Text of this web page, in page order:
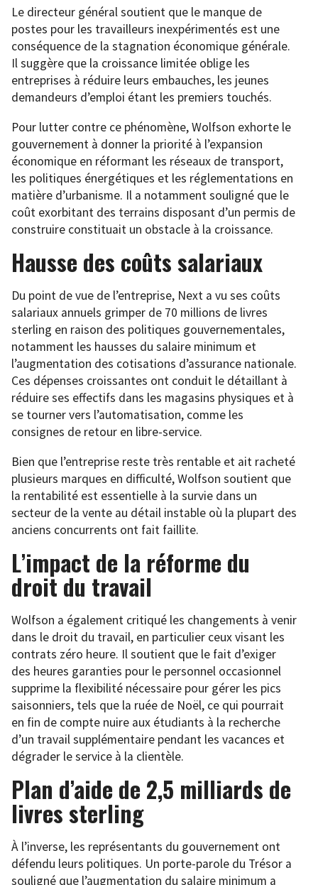
Le directeur général soutient que le manque de
postes pour les travailleurs inexpérimentés est une
conséquence de la stagnation économique générale.
Il suggère que la croissance limitée oblige les
entreprises à réduire leurs embauches, les jeunes
demandeurs d’emploi étant les premiers touchés.
Pour lutter contre ce phénomène, Wolfson exhorte le
gouvernement à donner la priorité à l’expansion
économique en réformant les réseaux de transport,
les politiques énergétiques et les réglementations en
matière d’urbanisme. Il a notamment souligné que le
coût exorbitant des terrains disposant d’un permis de
construire constituait un obstacle à la croissance.
Hausse des coûts salariaux
Du point de vue de l’entreprise, Next a vu ses coûts
salariaux annuels grimper de 70 millions de livres
sterling en raison des politiques gouvernementales,
notamment les hausses du salaire minimum et
l’augmentation des cotisations d’assurance nationale.
Ces dépenses croissantes ont conduit le détaillant à
réduire ses effectifs dans les magasins physiques et à
se tourner vers l’automatisation, comme les
consignes de retour en libre-service.
Bien que l’entreprise reste très rentable et ait racheté
plusieurs marques en difficulté, Wolfson soutient que
la rentabilité est essentielle à la survie dans un
secteur de la vente au détail instable où la plupart des
anciens concurrents ont fait faillite.
L’impact de la réforme du
droit du travail
Wolfson a également critiqué les changements à venir
dans le droit du travail, en particulier ceux visant les
contrats zéro heure. Il soutient que le fait d’exiger
des heures garanties pour le personnel occasionnel
supprime la flexibilité nécessaire pour gérer les pics
saisonniers, tels que la ruée de Noël, ce qui pourrait
en fin de compte nuire aux étudiants à la recherche
d’un travail supplémentaire pendant les vacances et
dégrader le service à la clientèle.
Plan d’aide de 2,5 milliards de
livres sterling
À l’inverse, les représentants du gouvernement ont
défendu leurs politiques. Un porte-parole du Trésor a
souligné que l’augmentation du salaire minimum a